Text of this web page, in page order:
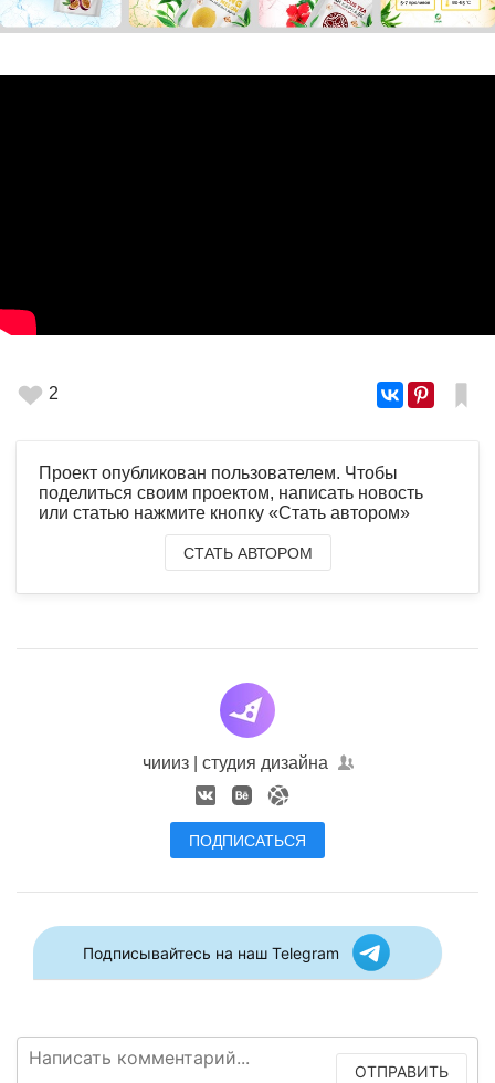
2
Проект опубликован пользователем. Чтобы
поделиться своим проектом, написать новость
или статью нажмите кнопку «Стать автором»
СТАТЬ АВТОРОМ
чиииз | студия дизайна
ПОДПИСАТЬСЯ
Подписывайтесь на наш Telegram
ОТПРАВИТЬ